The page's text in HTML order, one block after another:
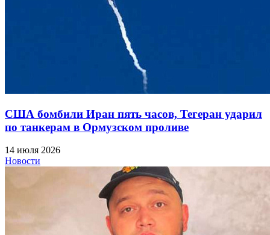
США бомбили Иран пять часов, Тегеран ударил
по танкерам в Ормузском проливе
14 июля 2026
Новости